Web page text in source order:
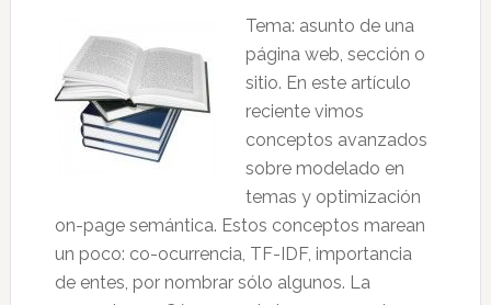
Tema: asunto de una
página web, sección o
sitio. En este artículo
reciente vimos
conceptos avanzados
sobre modelado en
temas y optimización
on-page semántica. Estos conceptos marean
un poco: co-ocurrencia, TF-IDF, importancia
de entes, por nombrar sólo algunos. La